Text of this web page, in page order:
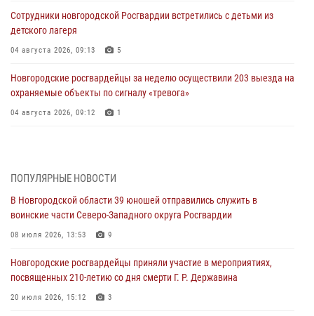
Сотрудники новгородской Росгвардии встретились с детьми из
детского лагеря
04 августа 2026, 09:13 5
Новгородские росгвардейцы за неделю осуществили 203 выезда на
охраняемые объекты по сигналу «тревога»
04 августа 2026, 09:12 1
В Великом Новгороде сотрудники центра лицензионно-
разрешительной работы Росгвардии провели телефонную «горячую
30 июля 2026, 14:36 1
Новгородские росгвардейцы рассказали о службе детям из летнего
ПОПУЛЯРНЫЕ НОВОСТИ
В Новгородской области 39 юношей отправились служить в
воинские части Северо-Западного округа Росгвардии
08 июля 2026, 13:53 9
Новгородские росгвардейцы приняли участие в мероприятиях,
посвященных 210-летию со дня смерти Г. Р. Державина
20 июля 2026, 15:12 3